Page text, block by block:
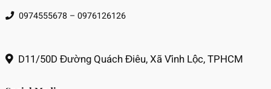
0974555678 – 0976126126
D11/50D Đường Quách Điêu, Xã Vĩnh Lộc, TPHCM